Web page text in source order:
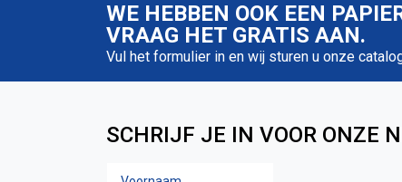
WE HEBBEN OOK EEN
VRAAG HET GRATIS AAN.
Vul het formulier in en wij sturen u onze
SCHRIJF JE IN VOOR ONZE